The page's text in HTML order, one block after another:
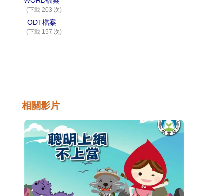
(下載 203 次)
ODT檔案
(下載 157 次)
相關影片